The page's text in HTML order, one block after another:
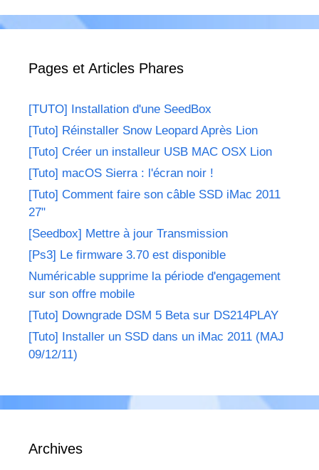
Pages et Articles Phares
[TUTO] Installation d'une SeedBox
[Tuto] Réinstaller Snow Leopard Après Lion
[Tuto] Créer un installeur USB MAC OSX Lion
[Tuto] macOS Sierra : l'écran noir !
[Tuto] Comment faire son câble SSD iMac 2011
27"
[Seedbox] Mettre à jour Transmission
[Ps3] Le firmware 3.70 est disponible
Numéricable supprime la période d'engagement
sur son offre mobile
[Tuto] Downgrade DSM 5 Beta sur DS214PLAY
[Tuto] Installer un SSD dans un iMac 2011 (MAJ
09/12/11)
Archives